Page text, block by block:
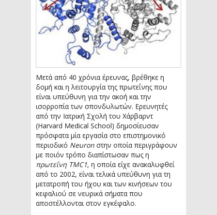
Μετά από 40 χρόνια έρευνας, βρέθηκε η
δομή και η λειτουργία της πρωτεΐνης που
είναι υπεύθυνη για την ακοή και την
ισορροπία των σπονδυλωτών. Ερευνητές
από την Ιατρική Σχολή του Χάρβαρντ
(Harvard Medical School) δημοσίευσαν
πρόσφατα μία εργασία στο επιστημονικό
περιοδικό Neuron στην οποία περιγράφουν
με ποιόν τρόπο διαπίστωσαν πως η
πρωτεΐνη TMC1, η οποία είχε ανακαλυφθεί
από το 2002, είναι τελικά υπεύθυνη για τη
μετατροπή του ήχου και των κινήσεων του
κεφαλιού σε νευρικά σήματα που
αποστέλλονται στον εγκέφαλο.